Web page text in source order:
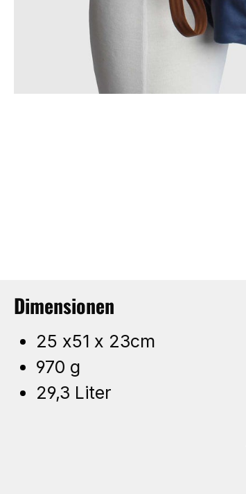
Dimensionen
25 x51 x 23cm
970 g
29,3 Liter